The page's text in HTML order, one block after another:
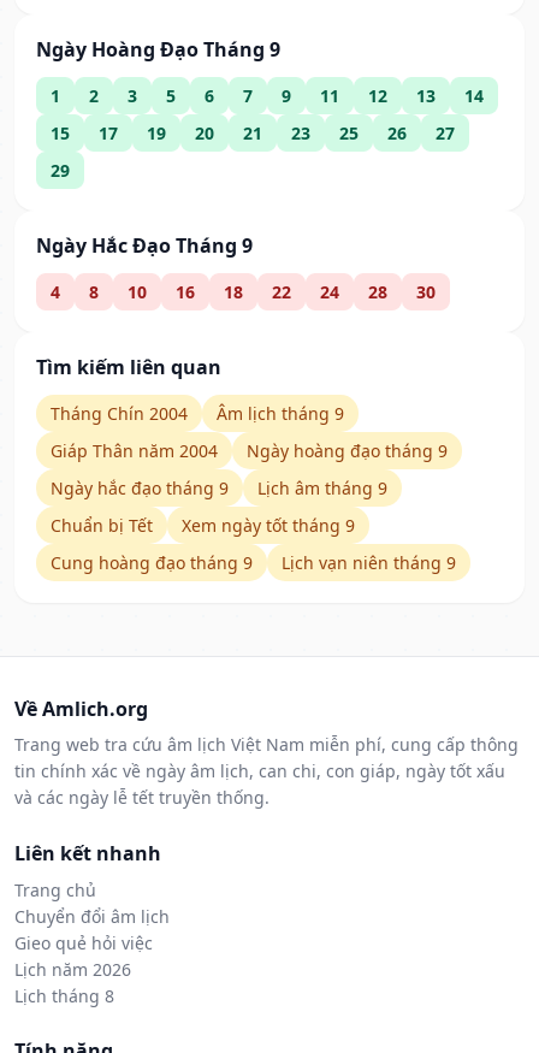
Ngày Hoàng Đạo Tháng 9
1 2 3 5 6 7 9 11 12 13
14
15
17 19 20 21 23 25 26
27
29
Ngày Hắc Đạo Tháng 9
4 8 10 16 18 22 24 28 30
Tìm kiếm liên quan
Tháng Chín 2004
Âm lịch tháng 9
Giáp Thân năm 2004
Ngày hoàng đạo tháng 9
Ngày hắc đạo tháng 9
Lịch âm tháng 9
Chuẩn bị Tết
Xem ngày tốt tháng 9
Cung hoàng đạo tháng 9
Lịch vạn niên tháng 9
Về Amlich.org
Trang web tra cứu âm lịch Việt Nam miễn phí, cung cấp thông
tin chính xác về ngày âm lịch, can chi, con giáp, ngày tốt xấu
và các ngày lễ tết truyền thống.
Liên kết nhanh
Trang chủ
Chuyển đổi âm lịch
Gieo quẻ hỏi việc
Lịch năm 2026
Lịch tháng 8